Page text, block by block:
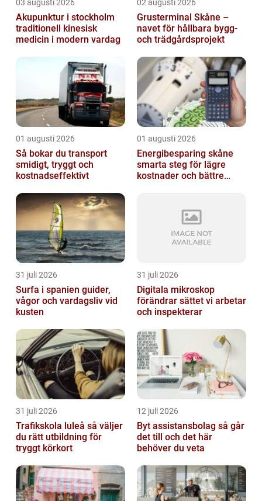
03 augusti 2026
Akupunktur i stockholm
traditionell kinesisk
medicin i modern vardag
02 augusti 2026
Grusterminal Skåne –
navet för hållbara bygg-
och trädgårdsprojekt
01 augusti 2026
Så bokar du transport
smidigt, tryggt och
kostnadseffektivt
01 augusti 2026
Energibesparing skåne
smarta steg för lägre
kostnader och bättre
31 juli 2026
Surfa i spanien guider,
vågor och vardagsliv vid
kusten
31 juli 2026
Digitala mikroskop
förändrar sättet vi arbetar
och inspekterar
31 juli 2026
Trafikskola luleå så väljer
du rätt utbildning för
tryggt körkort
12 juli 2026
Byt assistansbolag så går
det till och det här
behöver du veta